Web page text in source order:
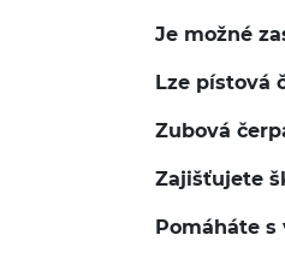
Je možné
Lze pístová
Zubová
Zajišťujete
Pomáháte